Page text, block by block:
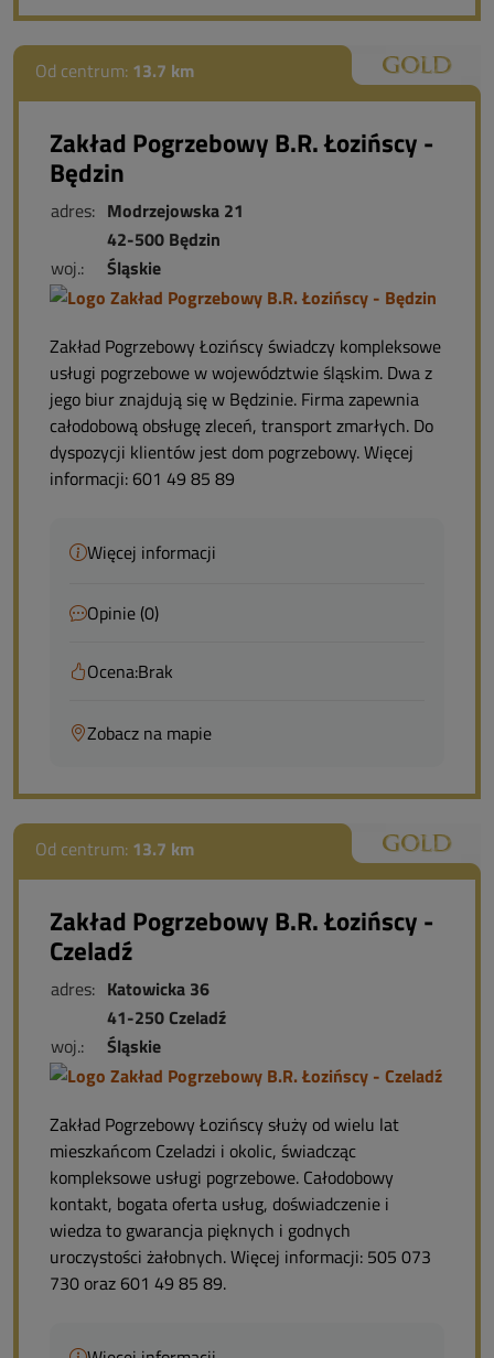
Od centrum: 13.7 km
Zakład Pogrzebowy B.R. Łozińscy -
Będzin
adres: Modrzejowska 21
42-500 Będzin
woj.:
Śląskie
Zakład Pogrzebowy Łozińscy świadczy kompleksowe
usługi pogrzebowe w województwie śląskim. Dwa z
jego biur znajdują się w Będzinie. Firma zapewnia
całodobową obsługę zleceń, transport zmarłych. Do
dyspozycji klientów jest dom pogrzebowy. Więcej
informacji: 601 49 85 89
Więcej informacji
Opinie (0)
Ocena:Brak
Zobacz na mapie
Od centrum: 13.7 km
Zakład Pogrzebowy B.R. Łozińscy -
Czeladź
adres: Katowicka 36
41-250 Czeladź
woj.:
Śląskie
Zakład Pogrzebowy Łozińscy służy od wielu lat
mieszkańcom Czeladzi i okolic, świadcząc
kompleksowe usługi pogrzebowe. Całodobowy
kontakt, bogata oferta usług, doświadczenie i
wiedza to gwarancja pięknych i godnych
uroczystości żałobnych. Więcej informacji: 505 073
730 oraz 601 49 85 89.